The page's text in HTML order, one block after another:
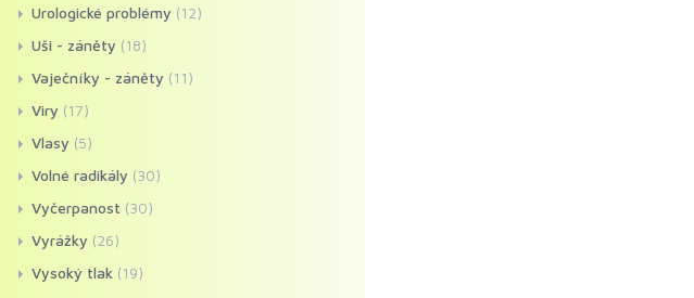
Urologické problémy (12)
Uši - záněty (18)
Vaječníky - záněty (11)
Viry (17)
Vlasy (5)
Volné radikály (30)
Vyčerpanost (30)
Vyrážky (26)
Vysoký tlak (19)